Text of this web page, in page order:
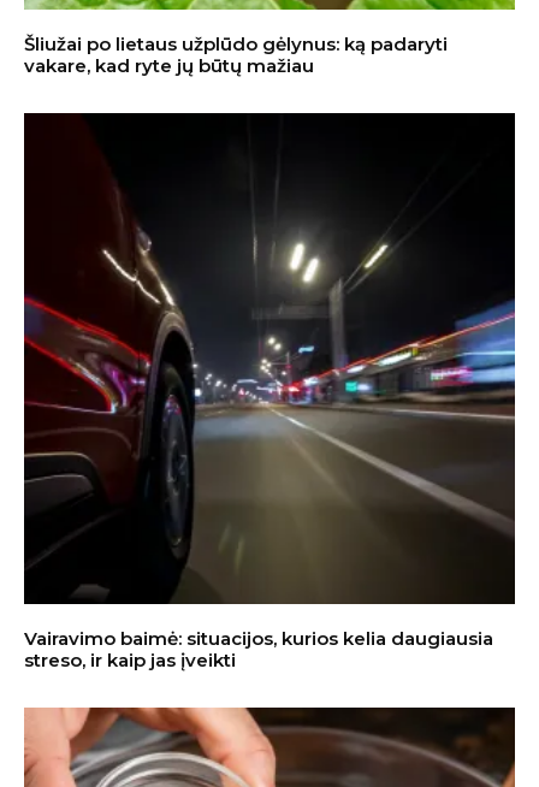
Šliužai po lietaus užplūdo gėlynus: ką padaryti
vakare, kad ryte jų būtų mažiau
Vairavimo baimė: situacijos, kurios kelia daugiausia
streso, ir kaip jas įveikti